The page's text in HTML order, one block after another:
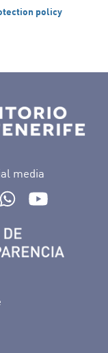
policy
media
de Tenerife en
Auditorio de Tenerife
perfil de Auditorio de
Ir al Boletín